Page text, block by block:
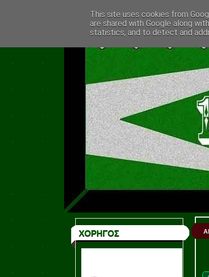
ΧΟΡΗΓΟΣ
This site uses cookies from
are shared with Google along
statistics, and to detect and